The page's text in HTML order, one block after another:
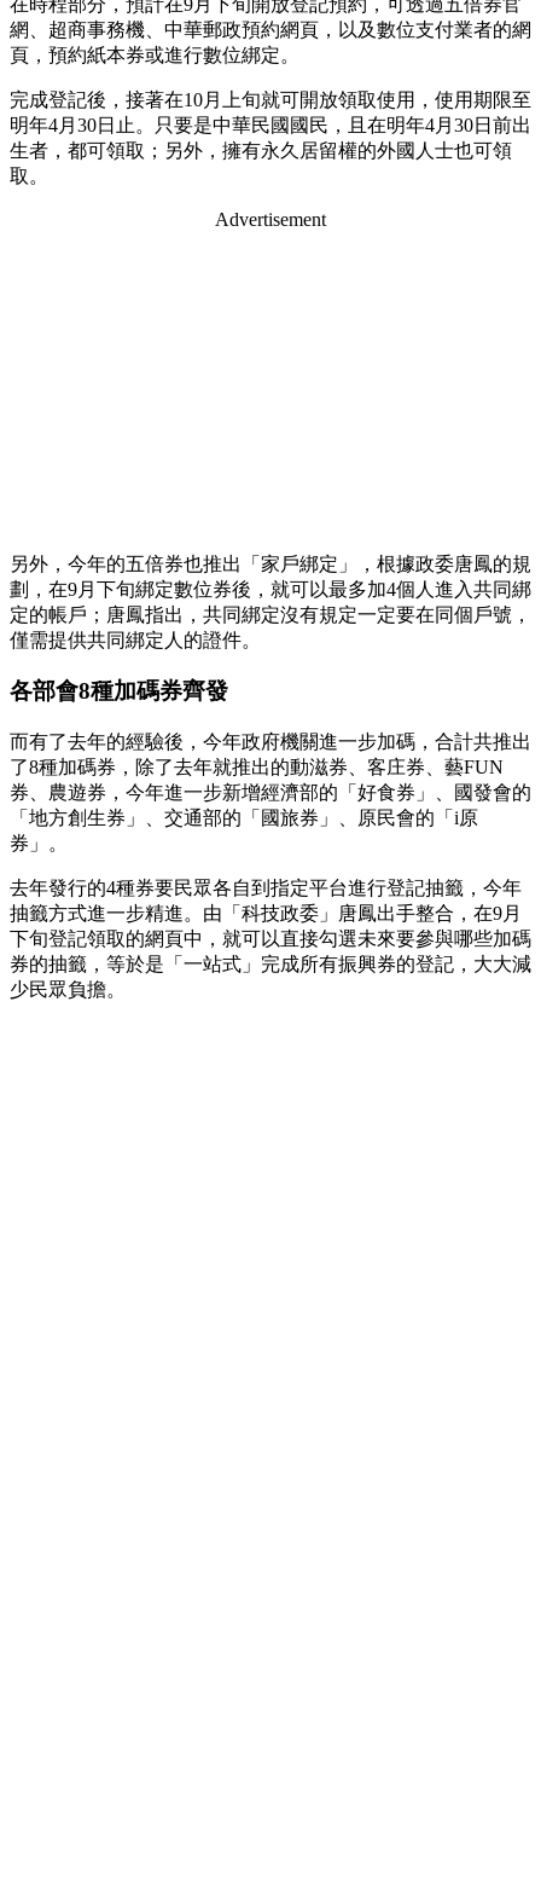
網、超商事務機、中華郵政預約網頁，以及數位支付業者的網
頁，預約紙本券或進行數位綁定。
完成登記後，接著在10月上旬就可開放領取使用，使用期限至
明年4月30日止。只要是中華民國國民，且在明年4月30日前出
生者，都可領取；另外，擁有永久居留權的外國人士也可領
取。
Advertisement
另外，今年的五倍券也推出「家戶綁定」，根據政委唐鳳的規
劃，在9月下旬綁定數位券後，就可以最多加4個人進入共同綁
定的帳戶；唐鳳指出，共同綁定沒有規定一定要在同個戶號，
僅需提供共同綁定人的證件。
各部會8種加碼券齊發
而有了去年的經驗後，今年政府機關進一步加碼，合計共推出
了8種加碼券，除了去年就推出的動滋券、客庄券、藝FUN
券、農遊券，今年進一步新增經濟部的「好食券」、國發會的
「地方創生券」、交通部的「國旅券」、原民會的「i原
券」。
去年發行的4種券要民眾各自到指定平台進行登記抽籤，今年
抽籤方式進一步精進。由「科技政委」唐鳳出手整合，在9月
下旬登記領取的網頁中，就可以直接勾選未來要參與哪些加碼
券的抽籤，等於是「一站式」完成所有振興券的登記，大大減
少民眾負擔。